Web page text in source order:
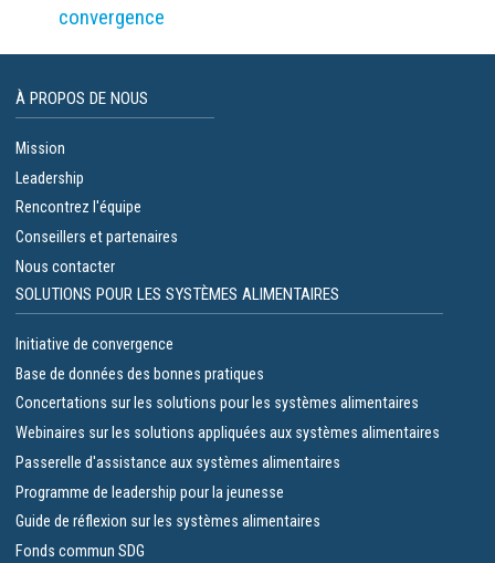
convergence
À PROPOS DE NOUS
Mission
Leadership
Rencontrez l'équipe
Conseillers et partenaires
Nous contacter
SOLUTIONS POUR LES SYSTÈMES ALIMENTAIRES
Initiative de convergence
Base de données des bonnes pratiques
Concertations sur les solutions pour les systèmes alimentaires
Webinaires sur les solutions appliquées aux systèmes alimentaires
Passerelle d'assistance aux systèmes alimentaires
Programme de leadership pour la jeunesse
Guide de réflexion sur les systèmes alimentaires
Fonds commun SDG